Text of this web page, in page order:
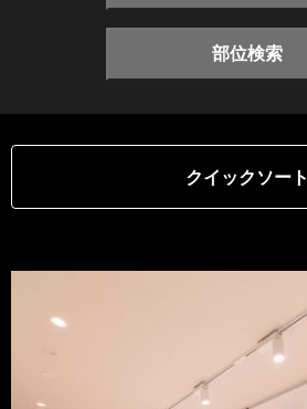
部位検索
クイックソート